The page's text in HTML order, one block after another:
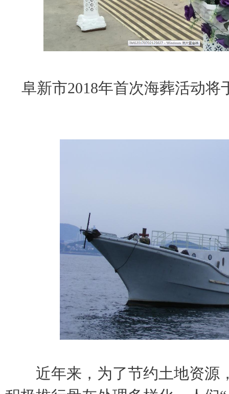
阜新市2018年首次海葬活动将
近年来， 为了节约土地资源